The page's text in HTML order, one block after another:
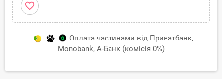
favorite_border
Оплата частинами від Приватбанк,
Monobank, А-Банк (комісія 0%)